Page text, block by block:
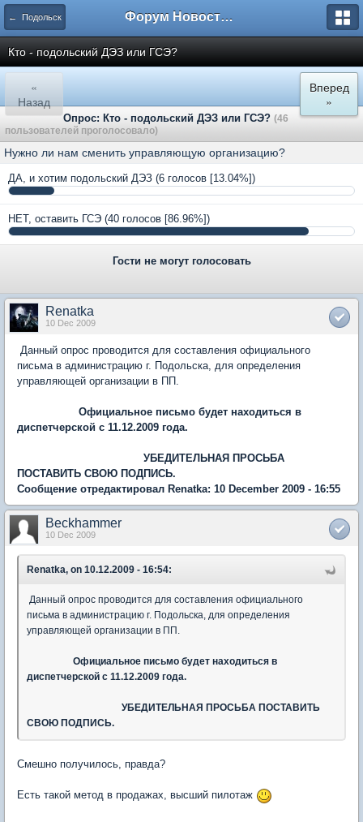
← Подольск Форум Новостройки
Кто - подольский ДЭЗ или ГСЭ?
«
Назад
Вперед
»
Опрос: Кто - подольский ДЭЗ или ГСЭ? (46
пользователей проголосовало)
Нужно ли нам сменить управляющую организацию?
ДА, и хотим подольский ДЭЗ (6 голосов [13.04%])
НЕТ, оставить ГСЭ (40 голосов [86.96%])
Гости не могут голосовать
Renatka
10 Dec 2009
Данный опрос проводится для составления официального
письма в администрацию г. Подольска, для определения
управляющей организации в ПП.
Официальное письмо будет находиться в
диспетчерской с 11.12.2009 года.
УБЕДИТЕЛЬНАЯ ПРОСЬБА
ПОСТАВИТЬ СВОЮ ПОДПИСЬ.
Сообщение отредактировал Renatka: 10 December 2009 - 16:55
Beckhammer
10 Dec 2009
Renatka, on 10.12.2009 - 16:54:
Данный опрос проводится для составления официального
письма в администрацию г. Подольска, для определения
управляющей организации в ПП.
Официальное письмо будет находиться в
диспетчерской с 11.12.2009 года.
УБЕДИТЕЛЬНАЯ ПРОСЬБА ПОСТАВИТЬ
СВОЮ ПОДПИСЬ.
Смешно получилось, правда?
Есть такой метод в продажах, высший пилотаж